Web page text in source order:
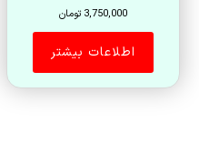
3,750,000 تومان
اطلاعات بیشتر